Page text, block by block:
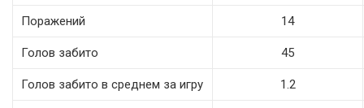
Поражений 14
Голов забито 45
Голов забито в среднем за игру 1.2